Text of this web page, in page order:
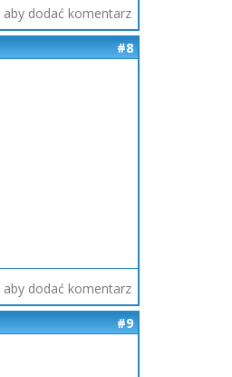
aby dodać komentarz
#8
aby dodać komentarz
#9